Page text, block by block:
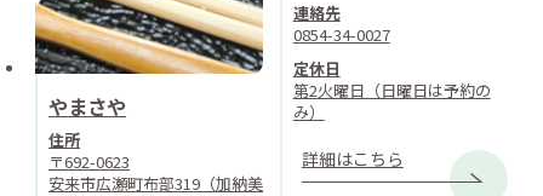
やまさや
住所
〒692-0623
安来市広瀬町布部319（加納美
連絡先
0854-34-0027
定休日
第2火曜日（日曜日は予約の
み）
詳細はこちら